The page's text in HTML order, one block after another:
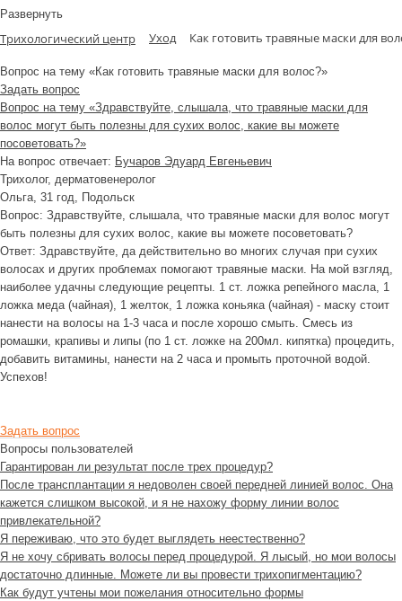
Развернуть
Трихологический центр Уход Как готовить травяные маски для
Вопрос на тему «Как готовить травяные маски для волос?»
Задать вопрос
Вопрос на тему «Здравствуйте, слышала, что травяные маски для
волос могут быть полезны для сухих волос, какие вы можете
посоветовать?»
На вопрос отвечает: Бучаров Эдуард Евгеньевич
Трихолог, дерматовенеролог
Ольга, 31 год, Подольск
Вопрос: Здравствуйте, слышала, что травяные маски для волос могут
быть полезны для сухих волос, какие вы можете посоветовать?
Ответ: Здравствуйте, да действительно во многих случая при сухих
волосах и других проблемах помогают травяные маски. На мой взгляд,
наиболее удачны следующие рецепты. 1 ст. ложка репейного масла, 1
ложка меда (чайная), 1 желток, 1 ложка коньяка (чайная) - маску стоит
нанести на волосы на 1-3 часа и после хорошо смыть. Смесь из
ромашки, крапивы и липы (по 1 ст. ложке на 200мл. кипятка) процедить,
добавить витамины, нанести на 2 часа и промыть проточной водой.
Успехов!
Задать вопрос
Вопросы пользователей
Гарантирован ли результат после трех процедур?
После трансплантации я недоволен своей передней линией волос. Она
кажется слишком высокой, и я не нахожу форму линии волос
привлекательной?
Я переживаю, что это будет выглядеть неестественно?
Я не хочу сбривать волосы перед процедурой. Я лысый, но мои волосы
достаточно длинные. Можете ли вы провести трихопигментацию?
Как будут учтены мои пожелания относительно формы